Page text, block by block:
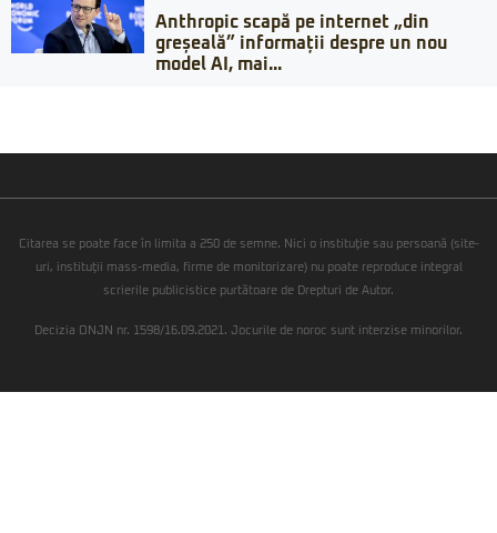
Anthropic scapă pe internet „din
greșeală” informații despre un nou
model AI, mai...
Citarea se poate face în limita a 250 de semne. Nici o instituţie sau persoană (site-
uri, instituţii mass-media, firme de monitorizare) nu poate reproduce integral
scrierile publicistice purtătoare de Drepturi de Autor.
Decizia ONJN nr. 1598/16.09.2021. Jocurile de noroc sunt interzise minorilor.